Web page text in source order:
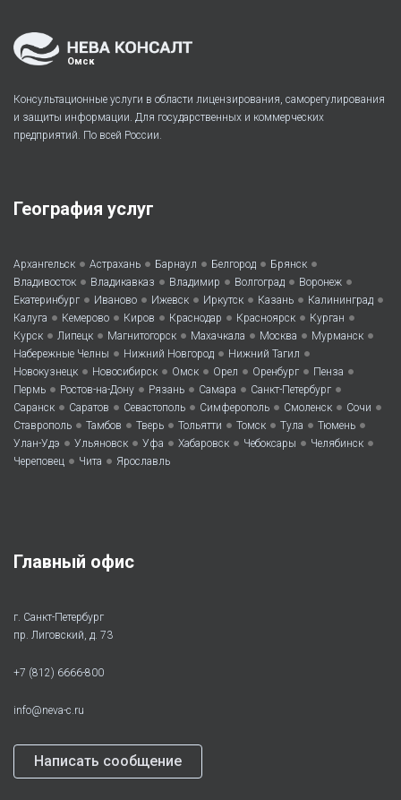
Омск
Консультационные услуги в области лицензирования, саморегулирования
и защиты информации. Для государственных и коммерческих
предприятий. По всей России.
География услуг
Архангельск • Астрахань • Барнаул • Белгород • Брянск •
Владивосток • Владикавказ • Владимир • Волгоград • Воронеж •
Екатеринбург • Иваново • Ижевск • Иркутск • Казань • Калининград •
Калуга • Кемерово • Киров • Краснодар • Красноярск • Курган •
Курск • Липецк • Магнитогорск • Махачкала • Москва • Мурманск •
Набережные Челны • Нижний Новгород • Нижний Тагил •
Новокузнецк • Новосибирск • Омск • Орел • Оренбург • Пенза •
Пермь • Ростов-на-Дону • Рязань • Самара • Санкт-Петербург •
Саранск • Саратов • Севастополь • Симферополь • Смоленск • Сочи •
Ставрополь • Тамбов • Тверь • Тольятти • Томск • Тула • Тюмень •
Улан-Удэ • Ульяновск • Уфа • Хабаровск • Чебоксары • Челябинск •
Череповец • Чита • Ярославль
Главный офис
г. Санкт-Петербург
пр. Лиговский, д. 73
+7 (812) 6666-800
info@neva-c.ru
Написать сообщение